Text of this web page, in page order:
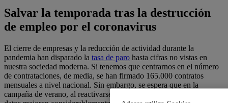
Salvar la temporada tras la destrucción
de empleo por el coronavirus
El cierre de empresas y la reducción de actividad durante la
pandemia han disparado la tasa de paro hasta cifras no vistas en
nuestra sociedad moderna. Si tenemos que centrarnos en el número
de contrataciones, de media, se han firmado 165.000 contratos
mensuales a nivel nacional. Sin embargo, se espera que en la
campaña de verano, al reactivarse la mayoría de los sectores, los